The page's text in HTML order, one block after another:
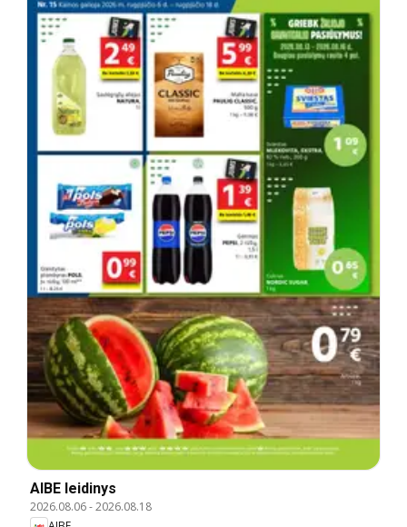
AIBE leidinys
2026.08.06-2026.08.18